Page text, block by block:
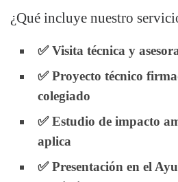
¿Qué incluye nuestro
✅ Visita técnica y
✅ Proyecto técnico
colegiado
✅ Estudio de impacto
aplica
✅ Presentación en el